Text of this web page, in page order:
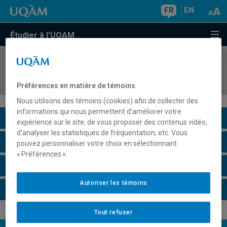
FR EN
Étudier à l'UQAM
COURS//
Description du cours
Horaire - Été 2026
Préférences en matière de témoins
Nous utilisons des témoins (cookies) afin de collecter des
informations qui nous permettent d’améliorer votre
expérience sur le site, de vous proposer des contenus vidéo,
d’analyser les statistiques de fréquentation, etc. Vous
pouvez personnaliser votre choix en sélectionnant
« Préférences ».
Tout refuser
Autoriser les témoins